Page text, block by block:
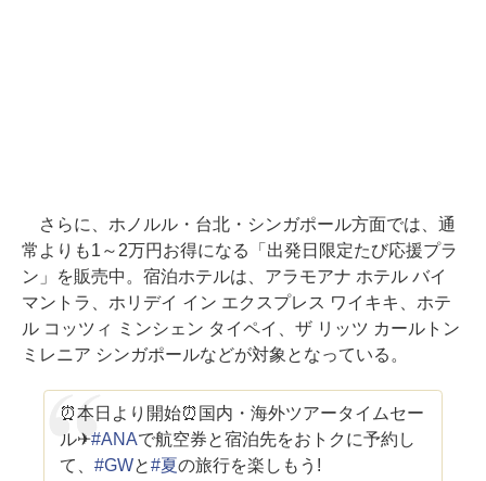
さらに、ホノルル・台北・シンガポール方面では、通
常よりも1～2万円お得になる「出発日限定たび応援プラ
ン」を販売中。宿泊ホテルは、アラモアナ ホテル バイ
マントラ、ホリデイ イン エクスプレス ワイキキ、ホテ
ル コッツィ ミンシェン タイペイ、ザ リッツ カールトン
ミレニア シンガポールなどが対象となっている。
⏰本日より開始⏰国内・海外ツアータイムセー
ル✈#ANAで航空券と宿泊先をおトクに予約し
て、#GWと#夏の旅行を楽しもう!